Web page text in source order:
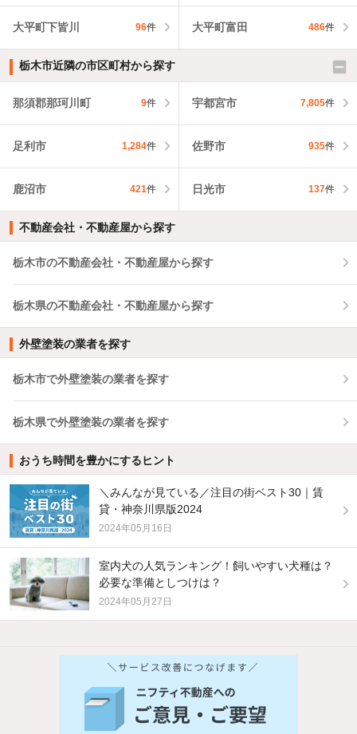
大平町下皆川 96件 大平町富田 486件
栃木市近隣の市区町村から探す
那須郡那珂川町 9件 宇都宮市 7,805件
足利市 1,284件 佐野市 935件
鹿沼市 421件 日光市 137件
不動産会社・不動産屋から探す
栃木市の不動産会社・不動産屋から探す
栃木県の不動産会社・不動産屋から探す
外壁塗装の業者を探す
栃木市で外壁塗装の業者を探す
栃木県で外壁塗装の業者を探す
おうち時間を豊かにするヒント
＼みんなが見ている／注目の街ベスト30｜賃
貸・神奈川県版2024
2024年05月16日
室内犬の人気ランキング！飼いやすい犬種は？
必要な準備としつけは？
2024年05月27日
バス・トイレ別 2階以上
新着物件メール通知
検索中の条件の新着物件情報をいち早く